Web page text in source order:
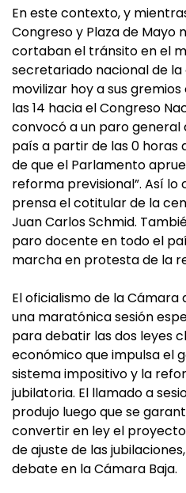
En este contexto, y
Congreso y Plaza de Mayo
cortaban el tránsito en el
secretariado nacional de
movilizar hoy a sus
las 14 hacia el Congreso
convocó a un paro general
país a partir de las 0 horas
de que el Parlamento
reforma previsional”. Así
prensa el cotitular de la
Juan Carlos Schmid.
paro docente en todo el
marcha en protesta de la
El oficialismo de la
una maratónica sesión
para debatir las dos leyes
económico que impulsa el
sistema impositivo y la
jubilatoria. El llamado a
produjo luego que se
convertir en ley el
de ajuste de las
debate en la Cámara Baja.